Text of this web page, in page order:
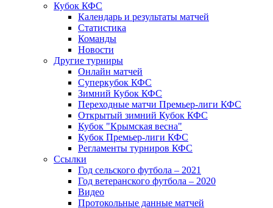
Кубок КФС
Календарь и результаты матчей
Статистика
Команды
Новости
Другие турниры
Онлайн матчей
Суперкубок КФС
Зимний Кубок КФС
Переходные матчи Премьер-лиги КФС
Открытый зимний Кубок КФС
Кубок "Крымская весна"
Кубок Премьер-лиги КФС
Регламенты турниров КФС
Ссылки
Год сельского футбола – 2021
Год ветеранского футбола – 2020
Видео
Протокольные данные матчей